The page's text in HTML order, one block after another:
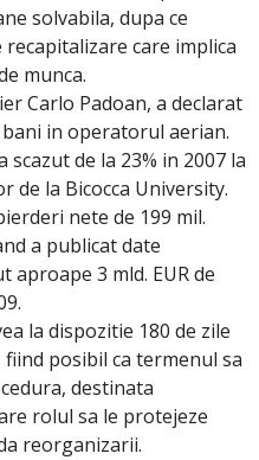
solvabila, dupa ce
care implica
munca.
Carlo Padoan, a declarat
in operatorul aerian.
de la 23% in 2007 la
de la Bicocca University.
nete de 199 mil.
a publicat date
aproape 3 mld. EUR de
la dispozitie 180 de zile
posibil ca termenul sa
destinata
rolul sa le protejeze
reorganizarii.